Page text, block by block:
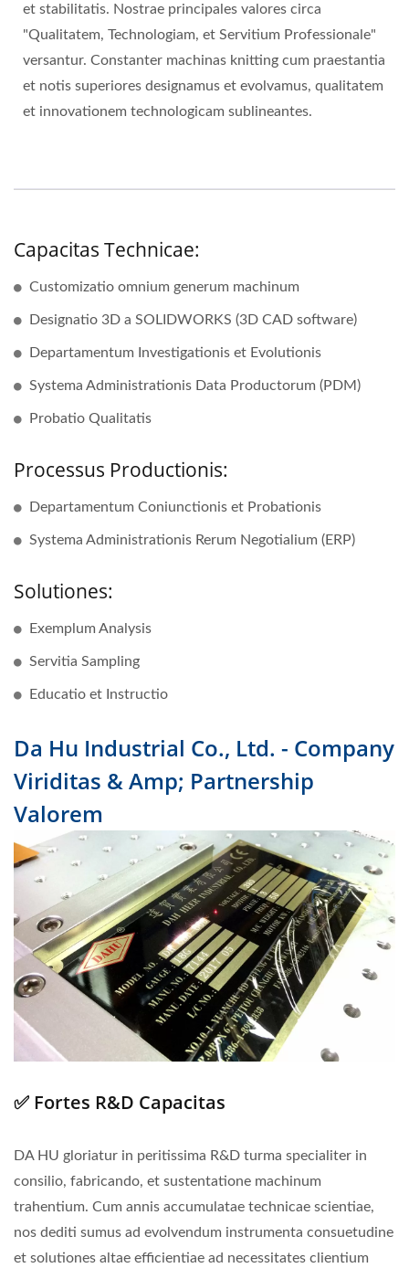
et stabilitatis. Nostrae principales valores circa
"Qualitatem, Technologiam, et Servitium Professionale"
versantur. Constanter machinas knitting cum praestantia
et notis superiores designamus et evolvamus, qualitatem
et innovationem technologicam sublineantes.
Capacitas Technicae:
Customizatio omnium generum machinum
Designatio 3D a SOLIDWORKS (3D CAD software)
Departamentum Investigationis et Evolutionis
Systema Administrationis Data Productorum (PDM)
Probatio Qualitatis
Processus Productionis:
Departamentum Coniunctionis et Probationis
Systema Administrationis Rerum Negotialium (ERP)
Solutiones:
Exemplum Analysis
Servitia Sampling
Educatio et Instructio
Da Hu Industrial Co., Ltd. - Company
Viriditas & Amp; Partnership
Valorem
✅ Fortes R&D Capacitas
DA HU gloriatur in peritissima R&D turma specialiter in
consilio, fabricando, et sustentatione machinum
trahentium. Cum annis accumulatae technicae scientiae,
nos dediti sumus ad evolvendum instrumenta consuetudine
et solutiones altae efficientiae ad necessitates clientium